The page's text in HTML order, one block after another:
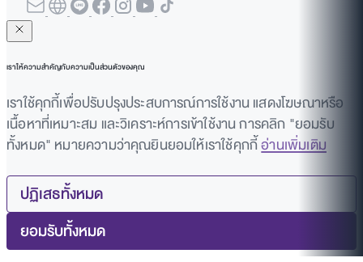
เราให้ความสำคัญกับความเป็นส่วนตัวของคุณ
เราใช้คุกกี้เพื่อปรับปรุงประสบการณ์การใช้งาน แสดงโฆษณาหรือ
เนื้อหาที่เหมาะสม และวิเคราะห์การเข้าใช้งาน การคลิก "ยอมรับ
ทั้งหมด" หมายความว่าคุณยินยอมให้เราใช้คุกกี้อ่านเพิ่มเติม
ปฏิเสธทั้งหมด
ยอมรับทั้งหมด